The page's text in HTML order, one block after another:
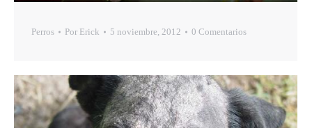
Perros Por Erick 5 noviembre, 2012 0 Comentarios